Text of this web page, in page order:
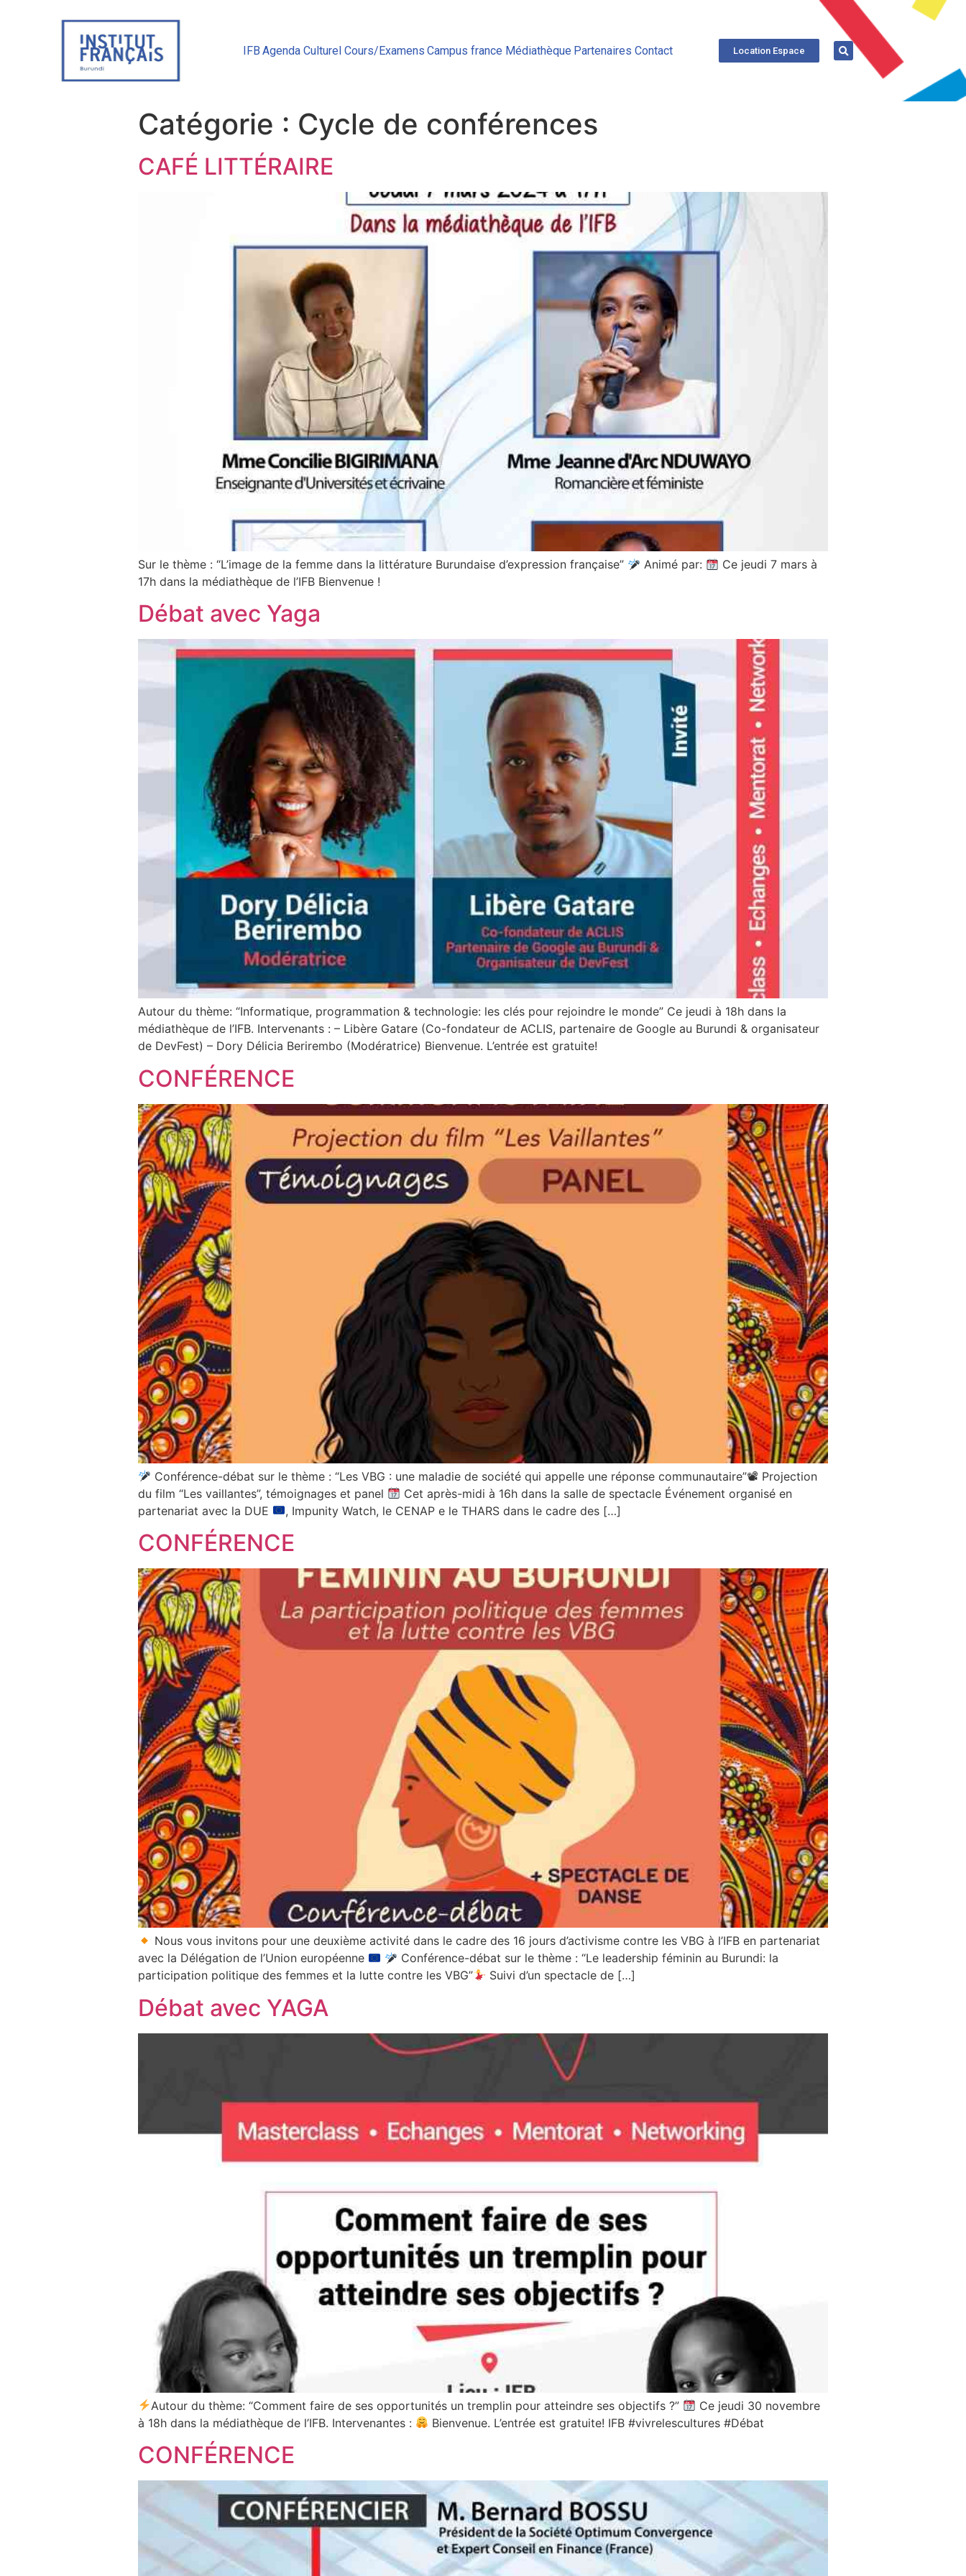
IFB Agenda Culturel Cours/Examens Campus france Médiathèque Partenaires Contact Location Espace
Catégorie : Cycle de conférences
CAFÉ LITTÉRAIRE
Sur le thème : “L’image de la femme dans la littérature Burundaise d’expression française” Animé par:
Ce jeudi 7 mars à
17h dans la médiathèque de l’IFB Bienvenue !
Débat avec Yaga
Autour du thème: “Informatique, programmation & technologie: les clés pour rejoindre le monde” Ce jeudi à 18h dans la
médiathèque de l’IFB. Intervenants : – Libère Gatare (Co-fondateur de ACLIS, partenaire de Google au Burundi & organisateur
de DevFest) – Dory Délicia Berirembo (Modératrice) Bienvenue. L’entrée est gratuite!
CONFÉRENCE
Conférence-débat sur le thème : “Les VBG : une maladie de société qui appelle une réponse communautaire”📽 Projection
du film “Les vaillantes”, témoignages et panel
Cet après-midi à 16h dans la salle de spectacle Événement organisé en
partenariat avec la DUE
, Impunity Watch, le CENAP e le THARS dans le cadre des […]
CONFÉRENCE
Nous vous invitons pour une deuxième activité dans le cadre des 16 jours d’activisme contre les VBG à l’IFB en partenariat
avec la Délégation de l’Union européenne
Conférence-débat sur le thème : “Le leadership féminin au Burundi: la
participation politique des femmes et la lutte contre les VBG”
Suivi d’un spectacle de […]
Débat avec YAGA
Autour du thème: “Comment faire de ses opportunités un tremplin pour atteindre ses objectifs ?”
Ce jeudi 30 novembre
à 18h dans la médiathèque de l’IFB. Intervenantes :
Bienvenue. L’entrée est gratuite! IFB #vivrelescultures #Débat
CONFÉRENCE